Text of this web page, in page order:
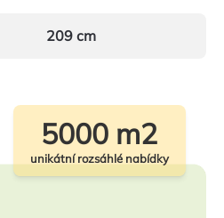
209 cm
5000 m2
unikátní rozsáhlé nabídky